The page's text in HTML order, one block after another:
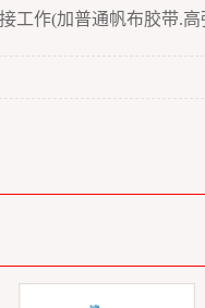
工作(加普通帆布胶带.